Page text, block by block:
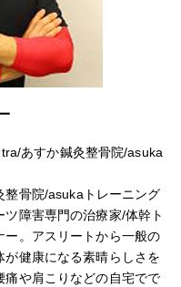
あすか鍼灸整骨院/asuka
骨院/asukaトレーニング
障害専門の治療家/体幹ト
ー。アスリートから一般の
健康になる素晴らしさを
痛や肩こりなどの自宅でで